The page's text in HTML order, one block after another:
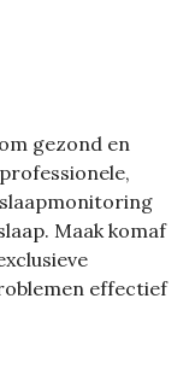
gezond en
Maak komaf
effectief